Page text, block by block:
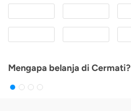
Mengapa belanja di Cermati?